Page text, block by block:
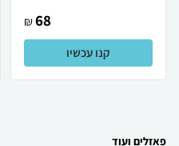
68
₪
קנו עכשיו
פאזלים ועוד